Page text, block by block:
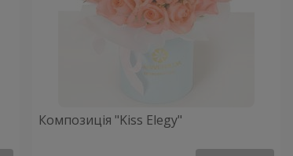
Композиція "Kiss Elegy"